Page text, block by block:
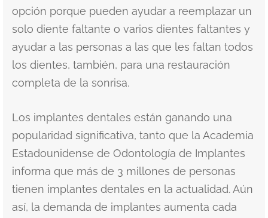
opción porque pueden ayudar a reemplazar un
solo diente faltante o varios dientes faltantes y
ayudar a las personas a las que les faltan todos
los dientes, también, para una restauración
completa de la sonrisa.
Los implantes dentales están ganando una
popularidad significativa, tanto que la Academia
Estadounidense de Odontología de Implantes
informa que más de 3 millones de personas
tienen implantes dentales en la actualidad. Aún
así, la demanda de implantes aumenta cada